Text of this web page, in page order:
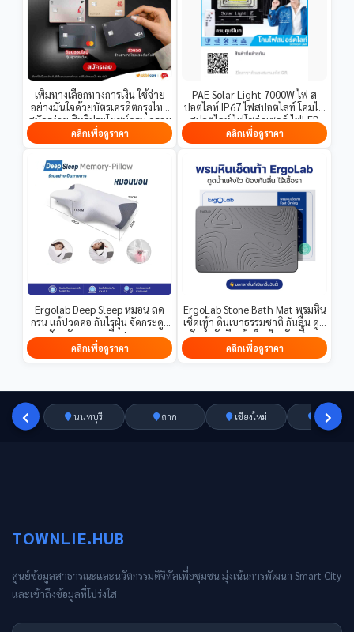
เพิ่มทางเลือกทางการเงิน ใช้จ่าย
อย่างมั่นใจด้วยบัตรเครดิตกรุงไทย
สมัครง่าย สิทธิประโยชน์ครบ ดูราย
ละเอียดที่ลิงก์นี้
คลิกเพื่อดูราคา
PAE Solar Light 7000W ไฟ ส
ปอตไลท์ IP67 ไฟสปอตไลท์ โคมไฟ
สปอตไลท์ ไฟโซล่าเซลล์ ไฟLED
ขนาดใหญ่ ความสว่างสูง
คลิกเพื่อดูราคา
Ergolab Deep Sleep หมอน ลด
กรน แก้ปวดคอ กันไรฝุ่น จัดกระดูก
สันหลัง หมอนเพื่อสุขภาพ
คลิกเพื่อดูราคา
ErgoLab Stone Bath Mat พรมหิน
เช็ดเท้า ดินเบาธรรมชาติ กันลื่น ดูด
ซับน้ำทันที แห้งเร็ว ป้องกันเชื้อรา
ทำความสะอาดง่าย
คลิกเพื่อดูราคา
นนทบุรี ตาก เชียงใหม่ อ่างทอง
TOWNLIE.HUB
ศูนย์ข้อมูลสาธารณะและนวัตกรรมดิจิทัลเพื่อชุมชน มุ่งเน้นการพัฒนา Smart City
และเข้าถึงข้อมูลที่โปร่งใส